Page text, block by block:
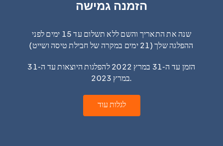
Sustainability
Manage Booking
הזמנה גמישה
שנה את התאריך והשם ללא תשלום עד 15 ימים לפני
ההפלגה שלך (21 ימים במקרה של חבילת טיסה ושייט)
הזמן עד ה-31 במרץ 2022 להפלגות היוצאות עד ה-31
במרץ 2023.
לגלות עוד